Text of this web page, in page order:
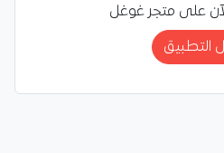
الآن على متجر غوغل
التطبيق